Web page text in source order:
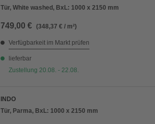
Tür, White washed, BxL: 1000 x 2150 mm
749,00 € (348,37 € / m²)
Verfügbarkeit im Markt prüfen
lieferbar
Zustellung 20.08. - 22.08.
INDO
Tür, Parma, BxL: 1000 x 2150 mm